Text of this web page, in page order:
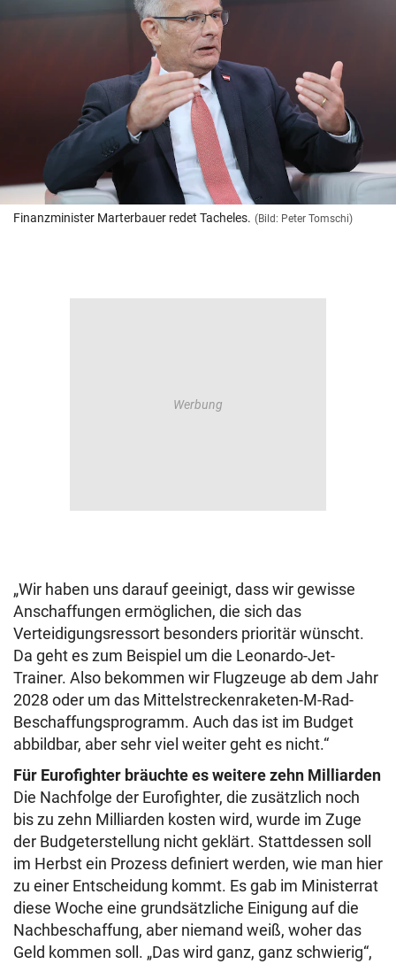
Finanzminister Marterbauer redet Tacheles. (Bild: Peter Tomschi)
„Wir haben uns darauf geeinigt, dass wir gewisse
Anschaffungen ermöglichen, die sich das
Verteidigungsressort besonders prioritär wünscht.
Da geht es zum Beispiel um die Leonardo-Jet-
Trainer. Also bekommen wir Flugzeuge ab dem Jahr
2028 oder um das Mittelstreckenraketen-M-Rad-
Beschaffungsprogramm. Auch das ist im Budget
abbildbar, aber sehr viel weiter geht es nicht.“
Für Eurofighter bräuchte es weitere zehn Milliarden
Die Nachfolge der Eurofighter, die zusätzlich noch
bis zu zehn Milliarden kosten wird, wurde im Zuge
der Budgeterstellung nicht geklärt. Stattdessen soll
im Herbst ein Prozess definiert werden, wie man hier
zu einer Entscheidung kommt. Es gab im Ministerrat
diese Woche eine grundsätzliche Einigung auf die
Nachbeschaffung, aber niemand weiß, woher das
Geld kommen soll. „Das wird ganz, ganz schwierig“,